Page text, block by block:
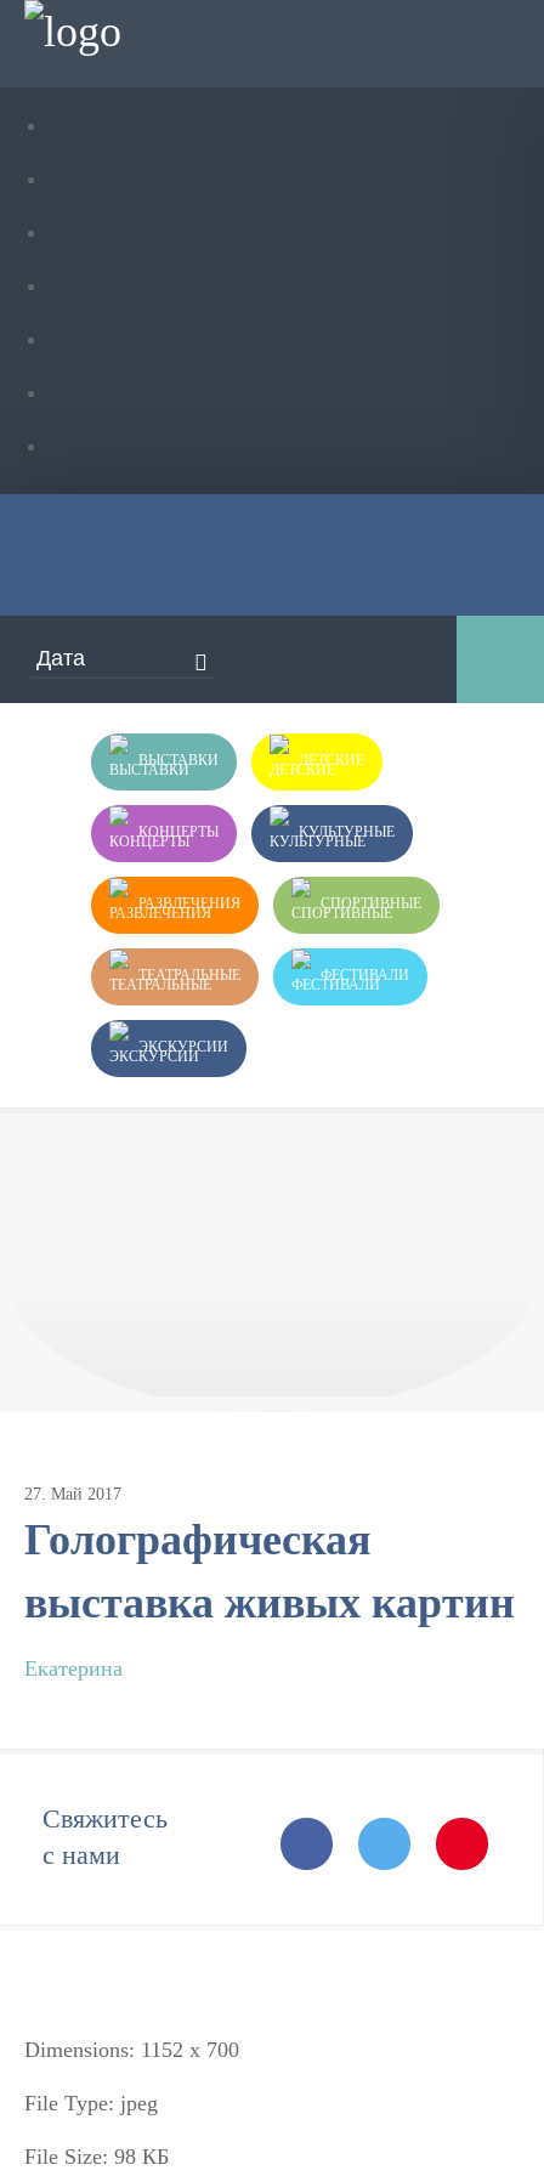
ВЫСТАВКИ ДЕТСКИЕ
КОНЦЕРТЫ КУЛЬТУРНЫЕ
РАЗВЛЕЧЕНИЯ СПОРТИВНЫЕ
ТЕАТРАЛЬНЫЕ ФЕСТИВАЛИ
ЭКСКУРСИИ
27. Май 2017
Голографическая
выставка живых картин
Екатерина
Свяжитесь
с нами
Dimensions: 1152 x 700
File Type: jpeg
File Size: 98 КБ